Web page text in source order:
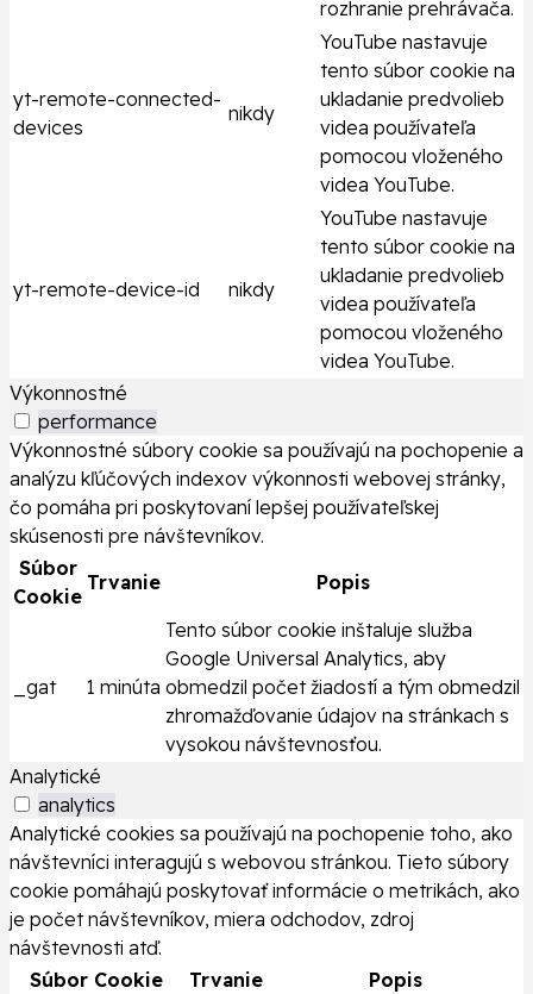
rozhranie prehrávača.
yt-remote-connected-
devices
nikdy
YouTube nastavuje
tento súbor cookie na
ukladanie predvolieb
videa používateľa
pomocou vloženého
videa YouTube.
yt-remote-device-id nikdy
YouTube nastavuje
tento súbor cookie na
ukladanie predvolieb
videa používateľa
pomocou vloženého
videa YouTube.
Výkonnostné
performance
Výkonnostné súbory cookie sa používajú na pochopenie a
analýzu kľúčových indexov výkonnosti webovej stránky,
čo pomáha pri poskytovaní lepšej používateľskej
skúsenosti pre návštevníkov.
Súbor
Cookie
Trvanie Popis
_gat 1 minúta
Tento súbor cookie inštaluje služba
Google Universal Analytics, aby
obmedzil počet žiadostí a tým obmedzil
zhromažďovanie údajov na stránkach s
vysokou návštevnosťou.
Analytické
analytics
Analytické cookies sa používajú na pochopenie toho, ako
návštevníci interagujú s webovou stránkou. Tieto súbory
cookie pomáhajú poskytovať informácie o metrikách, ako
je počet návštevníkov, miera odchodov, zdroj
návštevnosti atď.
Súbor Cookie
Trvanie Popis